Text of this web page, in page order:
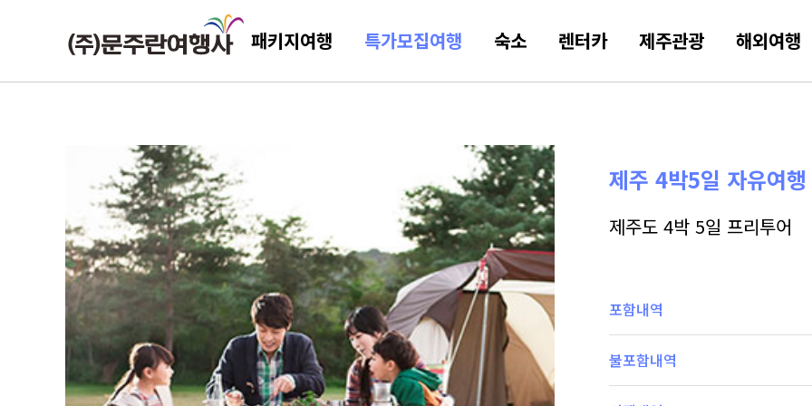
패키지여행 특가모집여행 숙소 렌터카 제주관광 해외여행
제주 4박5일 자유여행
제주도 4박 5일 프리투어
포함내역
불포함내역